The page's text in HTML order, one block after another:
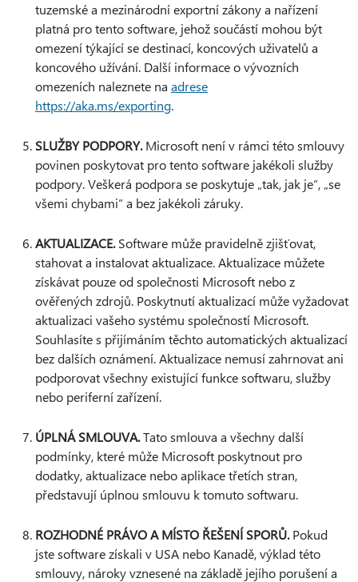
tuzemské a mezinárodní exportní zákony a nařízení
platná pro tento software, jehož součástí mohou být
omezení týkající se destinací, koncových uživatelů a
koncového užívání. Další informace o vývozních
omezeních naleznete na adrese
https://aka.ms/exporting.
SLUŽBY PODPORY.Microsoft není v rámci této smlouvy
povinen poskytovat pro tento software jakékoli služby
podpory. Veškerá podpora se poskytuje „tak, jak je“, „se
všemi chybami“ a bez jakékoli záruky.
AKTUALIZACE.Software může pravidelně zjišťovat,
stahovat a instalovat aktualizace. Aktualizace můžete
získávat pouze od společnosti Microsoft nebo z
ověřených zdrojů. Poskytnutí aktualizací může vyžadovat
aktualizaci vašeho systému společností Microsoft.
Souhlasíte s přijímáním těchto automatických aktualizací
bez dalších oznámení. Aktualizace nemusí zahrnovat ani
podporovat všechny existující funkce softwaru, služby
nebo periferní zařízení.
ÚPLNÁ SMLOUVA.Tato smlouva a všechny další
podmínky, které může Microsoft poskytnout pro
dodatky, aktualizace nebo aplikace třetích stran,
představují úplnou smlouvu k tomuto softwaru.
ROZHODNÉ PRÁVO A MÍSTO ŘEŠENÍ SPORŮ.Pokud
jste software získali v USA nebo Kanadě, výklad této
smlouvy, nároky vznesené na základě jejího porušení a